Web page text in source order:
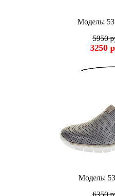
Модель:
5950
3250
Модель:
6350